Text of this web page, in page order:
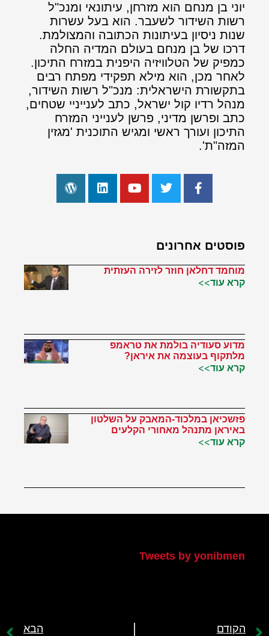
יוני בן מנחם הוא מזרחן, עיתונאי ומנכ"ל
רשות השידור לשעבר. הוא בעל עשרות
שנות ניסיון בעיתונות הכתובה והמצולמת.
דרכו של בן מנחם בעולם המדיה החלה
כמפיק של הטלוויזיה היפנית במזרח התיכון.
לאחר מכן, הוא מילא תפקידי מפתח רבים
בתקשורת הישראלית: מנכ"ל רשות השידור,
מנהל רדיו קול ישראל, כתב לענייניי שטחים,
כתב ופרשן מדיני, פרשן לענייני המזרח
התיכון ועורך ראשי ומגיש התוכנית 'מגזין
המזה"ת'.
פוסטים אחרונים
מוחמד דחלאן חוזר לזירה העזתית
קרא עוד>>
מדוע סעודיה בולמת את טראמפ
מלתקוף בעוצמה את איראן?
קרא עוד>>
פזשכיאן במלכוד-המאבק על השלטון
באיראן מתנהל מאחורי הקלעים
קרא עוד>>
Tweets by yonibmen
הקודם הבא